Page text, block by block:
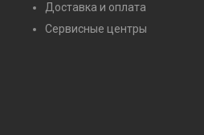
Доставка и оплата
Сервисные центры